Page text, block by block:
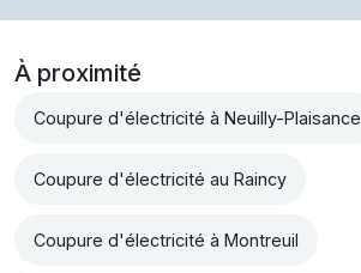
À proximité
Coupure d'électricité à Neuilly-Plaisance
Coupure d'électricité au Raincy
Coupure d'électricité à Montreuil